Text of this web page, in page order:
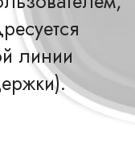
линии